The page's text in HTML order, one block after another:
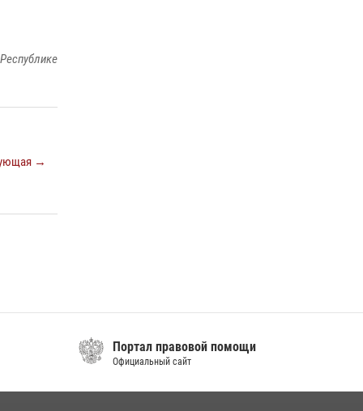
→
Портал правовой помощи
Официальный сайт